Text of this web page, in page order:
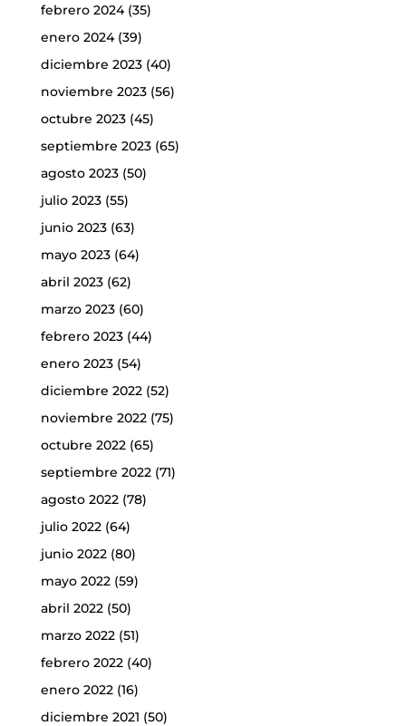
febrero 2024(35)
enero 2024(39)
diciembre 2023(40)
noviembre 2023(56)
octubre 2023(45)
septiembre 2023(65)
agosto 2023(50)
julio 2023(55)
junio 2023(63)
mayo 2023(64)
abril 2023(62)
marzo 2023(60)
febrero 2023(44)
enero 2023(54)
diciembre 2022(52)
noviembre 2022(75)
octubre 2022(65)
septiembre 2022(71)
agosto 2022(78)
julio 2022(64)
junio 2022(80)
mayo 2022(59)
abril 2022(50)
marzo 2022(51)
febrero 2022(40)
enero 2022(16)
diciembre 2021 (50)